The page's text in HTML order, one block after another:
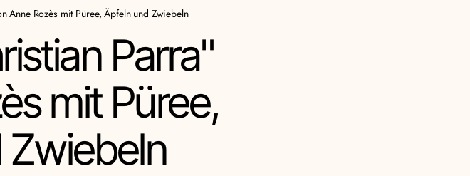
Anne Rozès mit Püree, Äpfeln und Zwiebeln
Parra"
mit Püree,